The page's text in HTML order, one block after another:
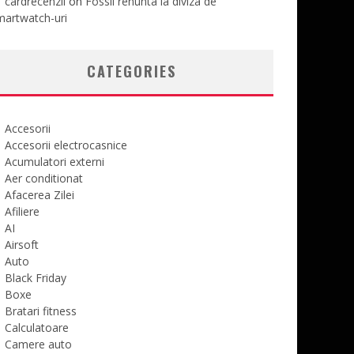
uri
CATEGORIES
Accesorii
Accesorii electrocasnice
Acumulatori externi
Aer conditionat
Afacerea Zilei
Afiliere
AI
Airsoft
Auto
Black Friday
Boxe
Bratari fitness
Calculatoare
Camere auto